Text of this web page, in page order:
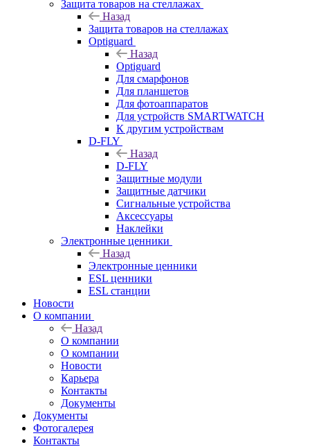
Защита товаров на стеллажах
Назад
Защита товаров на стеллажах
Optiguard
Назад
Optiguard
Для смарфонов
Для планшетов
Для фотоаппаратов
Для устройств SMARTWATCH
К другим устройствам
D-FLY
Назад
D-FLY
Защитные модули
Защитные датчики
Сигнальные устройства
Аксессуары
Наклейки
Электронные ценники
Назад
Электронные ценники
ESL ценники
ESL станции
Новости
О компании
Назад
О компании
О компании
Новости
Карьера
Контакты
Документы
Документы
Фотогалерея
Контакты